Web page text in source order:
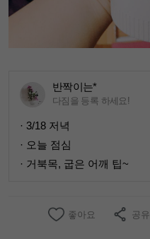
반짝이는*
다짐을 등록 하세요!
· 3/18 저녁
· 오늘 점심
· 거북목, 굽은 어깨 팁~
좋아요 공유